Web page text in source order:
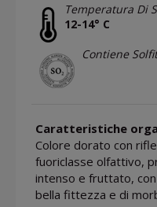
Temperatura Di
12-14° C
Contiene
Caratteristiche
Colore dorato con
fuoriclasse olfattivo,
intenso e fruttato,
bella fittezza e di